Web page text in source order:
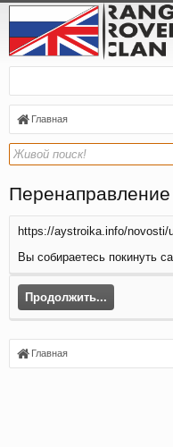
Главная
https://aystroika.info/novosti/
Вы собираетесь покинуть
Продолжить...
Главная